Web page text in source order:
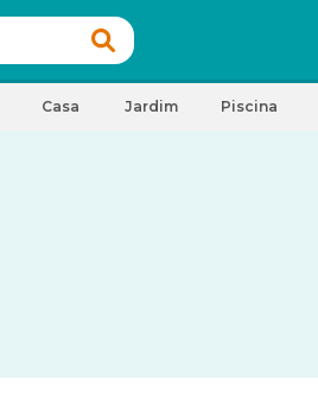
Casa Jardim Piscina